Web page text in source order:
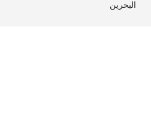
البحرين